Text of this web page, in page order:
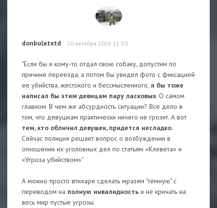
donbulatxtd 20 октября 2016 11:50
"Если бы я кому-то отдал свою собаку, допустим по
причине переезда, а потом бы увидел фото с фиксацией
ее убийства, жестокого и бессмысленного, я бы тоже
написал бы этим девицам пару ласковых. О самом
главном. В чем же абсурдность ситуации? Все дело в
том, что девушкам практически ничего не грозит. А вот
тем, кто обличил девушек, придется несладко.
Сейчас полиция решает вопрос о возбуждении в
отношении их уголовных дел по статьям «Клевета» и
«Угроза убийством»"
А можно просто втихаря сделать мразям "тёмную" с
переводом на полную инвалидность и не кричать на
весь мир пустые угрозы.